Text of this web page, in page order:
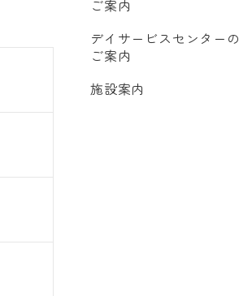
ご案内
デイサービスセンターの
ご案内
施設案内